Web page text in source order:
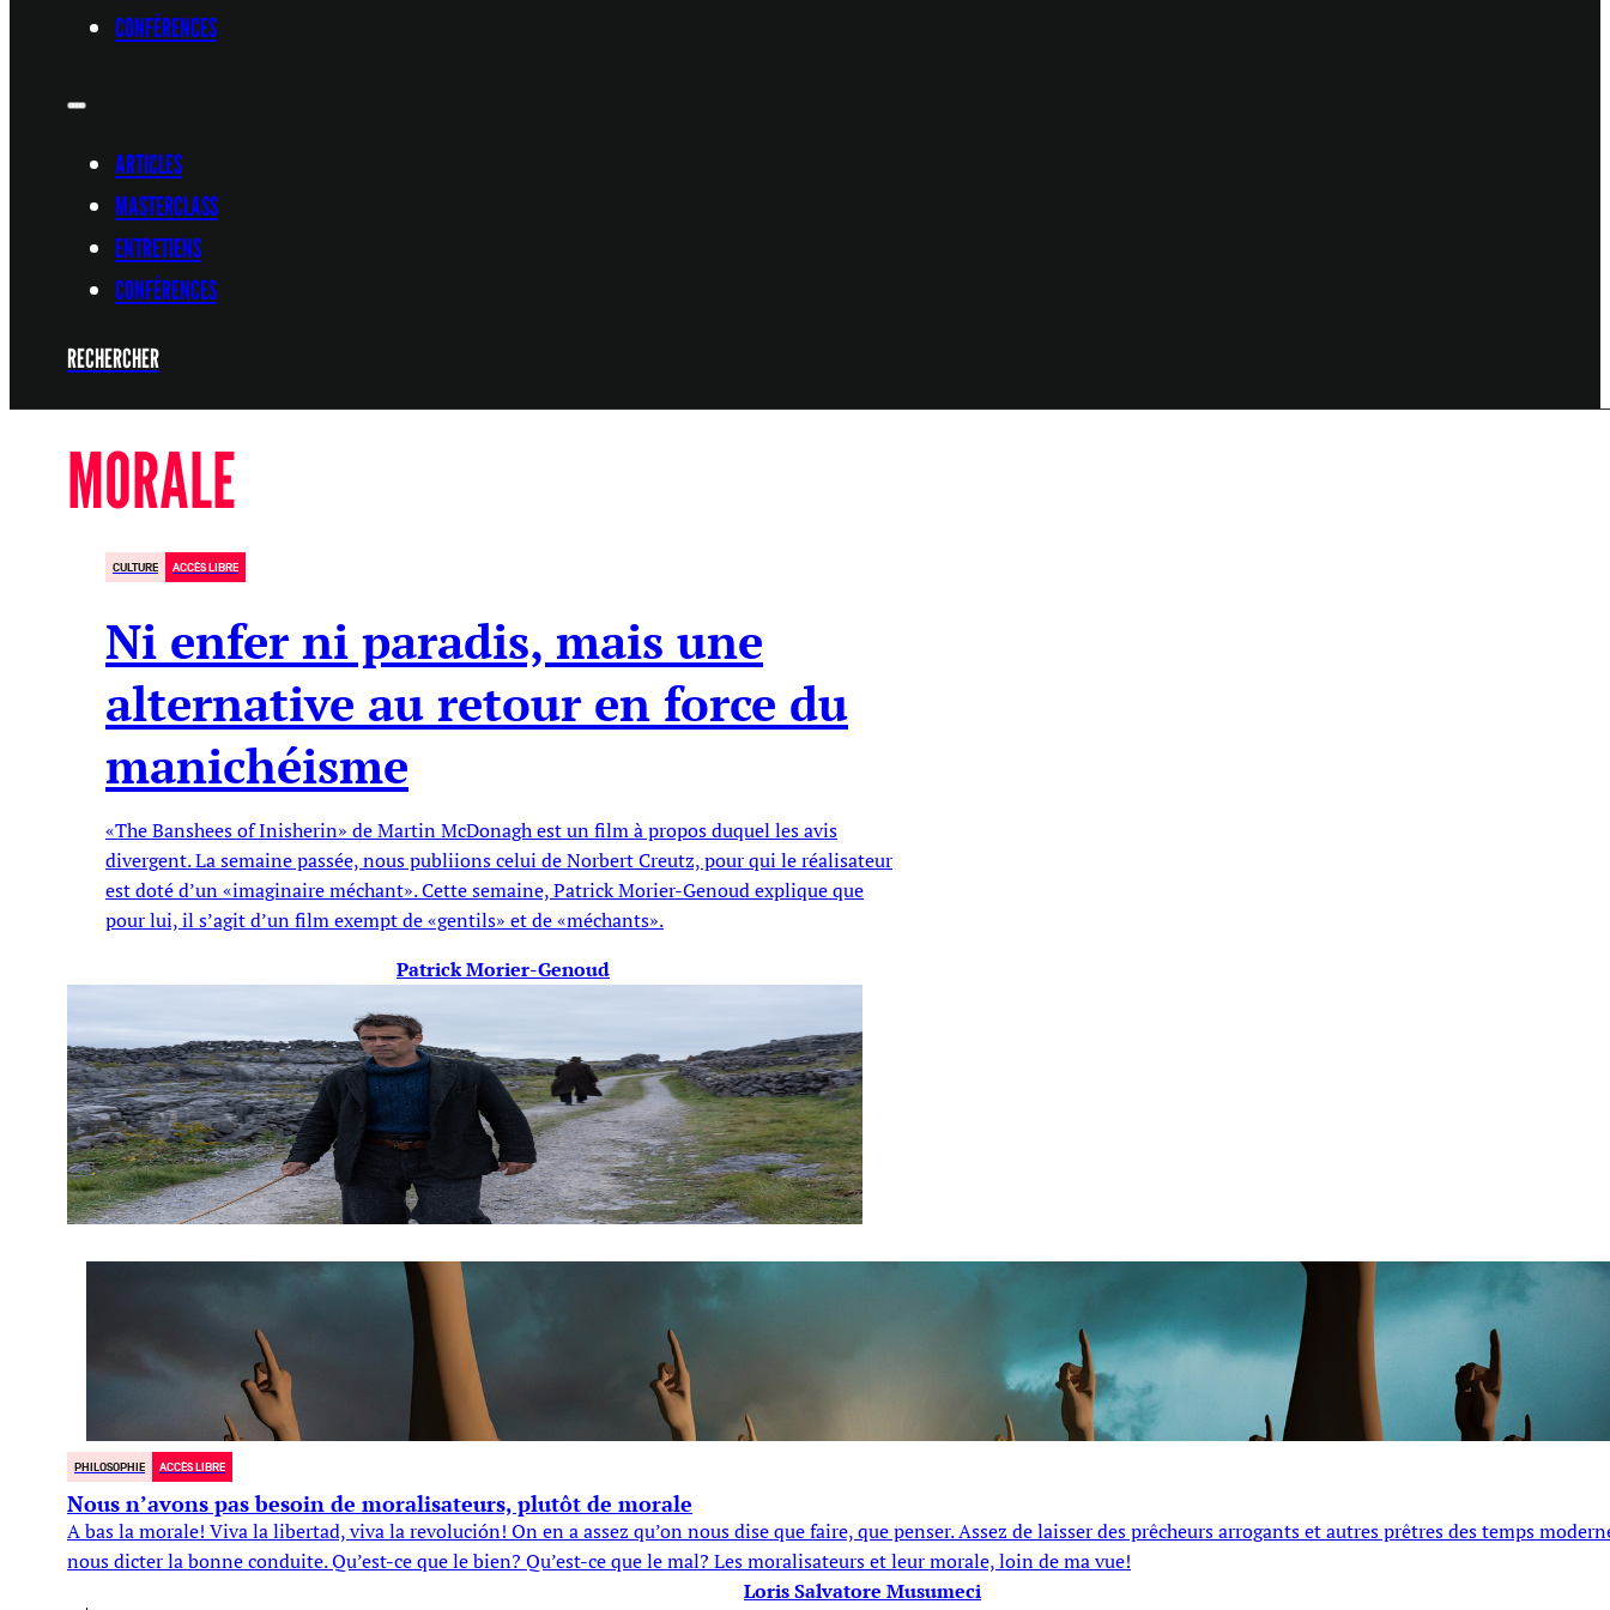
CONFÉRENCES
ARTICLES
MASTERCLASS
ENTRETIENS
CONFÉRENCES
RECHERCHER
MORALE
CULTURE ACCÈS LIBRE
Ni enfer ni paradis, mais une
alternative au retour en force du
manichéisme
«The Banshees of Inisherin» de Martin McDonagh est un film à propos duquel les avis
divergent. La semaine passée, nous publiions celui de Norbert Creutz, pour qui le réalisateur
est doté d’un «imaginaire méchant». Cette semaine, Patrick Morier-Genoud explique que
pour lui, il s’agit d’un film exempt de «gentils» et de «méchants».
Patrick Morier-Genoud
PHILOSOPHIE ACCÈS LIBRE
Nous n’avons pas besoin de moralisateurs, plutôt de morale
A bas la morale! Viva la libertad, viva la revolución! On en a assez qu’on nous dise que faire, que penser. Assez de laisser des prêcheurs arrogants et autres prêtres des temps
nous dicter la bonne conduite. Qu’est-ce que le bien? Qu’est-ce que le mal? Les moralisateurs et leur morale, loin de ma vue!
Loris Salvatore Musumeci